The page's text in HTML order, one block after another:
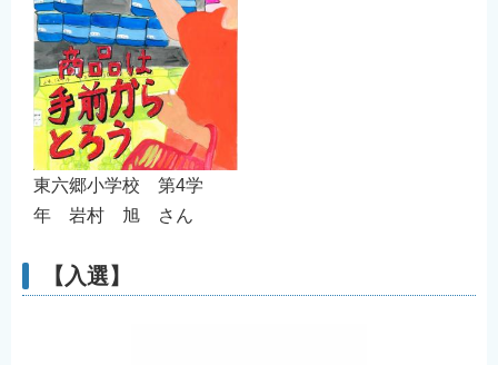
東六郷小学校 第4学
年 岩村 旭 さん
【入選】